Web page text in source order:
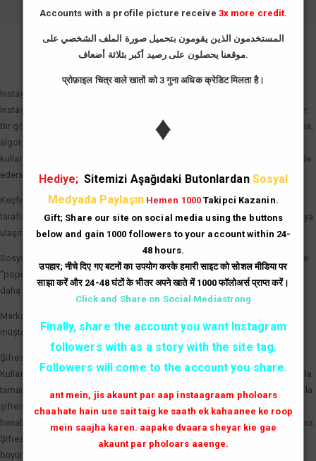
GIRIŞ YAP
Instagram Beğeni Hilesi Neden Önemli?
Instagram algoritması "etkileşim hızı" (engagement rate) prensibiyle çalışır.
Bir gönderi paylaşıldıktan sonraki ilk dakikalarda ne kadar çok beğeni alırsa,
algoritma bu içeriği "değerli" olarak tanımlar. Instagram beğeni hilesi
kullanarak gönderilerinize bu ilk ivmeyi kazandırdığınızda şu avantajları elde
edersiniz:
Keşfet (Explore) Etkisi: Beğeni sayısı hızla artan gönderiler, Instagram
tarafından Keşfet sayfasına taşınır. Bu da binlerce yeni ve organik kullanıcıya
ulaşmanız demektir.
Sosyal Kanıt (Social Proof): Çok beğenilen bir gönderi, kullanıcılar üzerinde
"popüler ve güvenilir" imajı yaratır. İnsanlar, beğenisi yüksek olan içerikleri
daha dikkatli inceleme eğilimindedir.
Marka Prestiji: İşletme hesapları için yüksek beğeni sayıları, potansiyel
müşterilere markanın aktif ve tercih edilen bir marka olduğunu kanıtlar.
Şifresiz ve Güvenli Beğeni Artırma
Kullanıcıların en büyük çekincesi olan hesap güvenliği, profesyonel araçlarla
tamamen çözülmüştür. Kaliteli bir Instagram beğeni hilesi servisi sizden asla
şifrenizi talep etmez. Sadece gönderinizin linkini (bağlantısını) kullanarak,
hesabınızın güvenliğini tehlikeye atmadan etkileşim sayılarınızı artırabilirsiniz.
Şifresiz işlem, hesabınızın spam olarak işaretlenmesini önler ve doğal bir
büyüme görünümü sağlar.
Accounts with a profile picture receive 3x more credit.
المستخدمون الذين يقومون بتحميل صورة الملف الشخصي على
موقعنا يحصلون على رصيد أكبر بثلاثة أضعاف.
प्रोफ़ाइल चित्र वाले खातों को 3 गुना अधिक क्रेडिट मिलता है।
♦
Hediye; Sitemizi Aşağıdaki Butonlardan Sosyal
Medyada Paylaşın Hemen 1000 Takipci Kazanin.
Gift; Share our site on social media using the buttons
below and gain 1000 followers to your account within 24-
48 hours.
उपहार; नीचे दिए गए बटनों का उपयोग करके हमारी साइट को सोशल मीडिया पर
साझा करें और 24-48 घंटों के भीतर अपने खाते में 1000 फॉलोअर्स प्राप्त करें।
Click and Share on Social Mediastrong
Finally, share the account you want Instagram
followers with as a story with the site tag.
Followers will come to the account you share.
ant mein, jis akaunt par aap instaagraam pholoars
chaahate hain use sait taig ke saath ek kahaanee ke roop
mein saajha karen. aapake dvaara sheyar kie gae
akaunt par pholoars aaenge.